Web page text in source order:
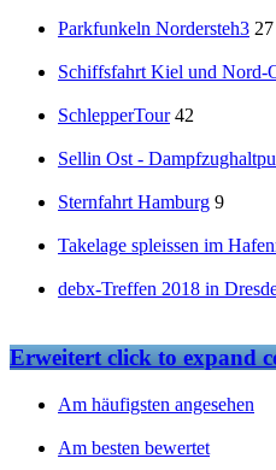
Parkfunkeln Nordersteh3 27
Schiffsfahrt Kiel und Nord-
SchlepperTour 42
Sellin Ost -
Sternfahrt Hamburg 9
Takelage spleissen im
debx-Treffen 2018 in
Erweitertclick to expand
Am häufigsten angesehen
Am besten bewertet